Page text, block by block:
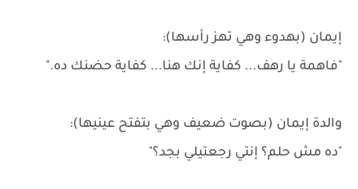
إيمان (بهدوء وهي تهز رأسها):
"فاهمة يا رهف... كفاية إنك هنا... كفاية حضنك ده."
والدة إيمان (بصوت ضعيف وهي بتفتح عينيها):
"ده مش حلم؟ إنتي رجعتيلي بجد؟"